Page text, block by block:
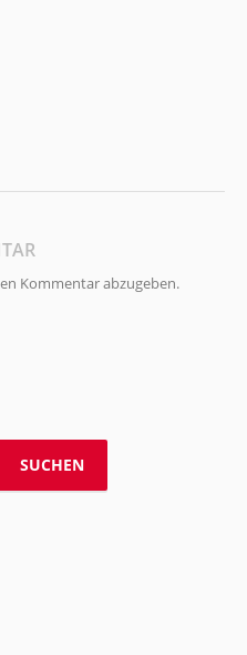
Kommentar abzugeben.
SUCHEN